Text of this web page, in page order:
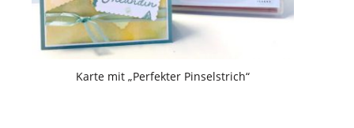
Karte mit „Perfekter Pinselstrich“